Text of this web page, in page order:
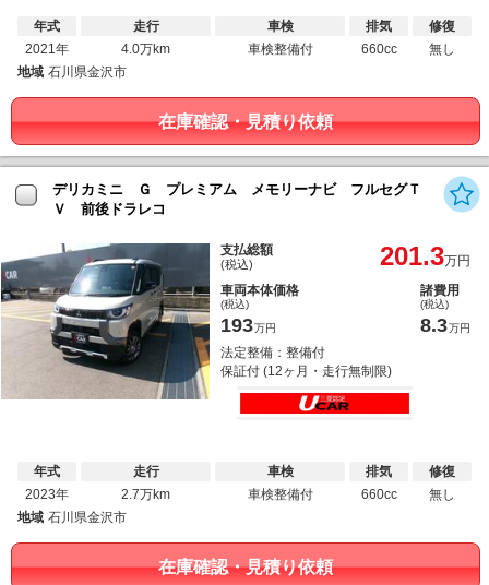
年式
2021年
走行
4.0万km
車検
車検整備付
排気
660cc
修復
無し
地域 石川県金沢市
在庫確認・見積り依頼
デリカミニ Ｇ プレミアム メモリーナビ フルセグＴ
Ｖ 前後ドラレコ
支払総額
(税込) 201.3万円
車両本体価格
(税込)
193万円
諸費用
(税込)
8.3万円
法定整備：整備付
保証付 (12ヶ月・走行無制限)
年式
2023年
走行
2.7万km
車検
車検整備付
排気
660cc
修復
無し
地域 石川県金沢市
在庫確認・見積り依頼